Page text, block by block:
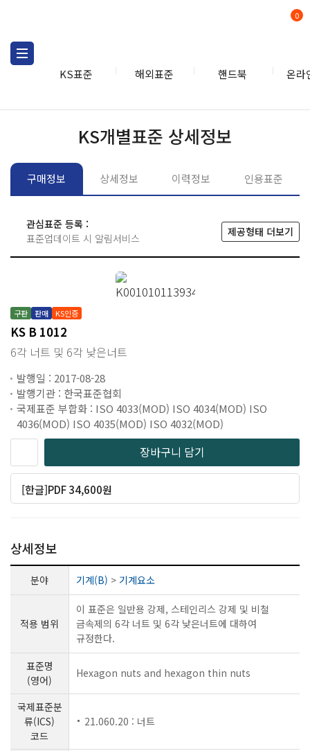
KS표준 해외표준 핸드북 온라
0
KS개별표준 상세정보
구매정보 상세정보 이력정보 인용표준
관심표준 등록 :
표준업데이트 시 알림서비스
제공형태 더보기
구판 판매 KS인증
KS B 1012
6각 너트 및 6각 낮은너트
발행일 : 2017-08-28
발행기관 : 한국표준협회
국제표준 부합화 : ISO 4033(MOD) ISO 4034(MOD) ISO
4036(MOD) ISO 4035(MOD) ISO 4032(MOD)
장바구니 담기
[한글]PDF 34,600원
상세정보
분야 기계(B) > 기계요소
적용 범위
이 표준은 일반용 강제, 스테인리스 강제 및 비철
금속제의 6각 너트 및 6각 낮은너트에 대하여
규정한다.
표준명
(영어)
Hexagon nuts and hexagon thin nuts
국제표준분
류(ICS)
코드
21.060.20 : 너트